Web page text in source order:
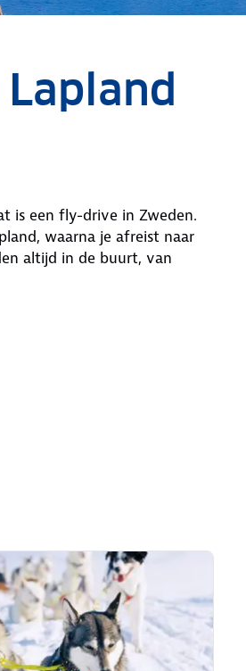
is een fly-drive in Zweden.
waarna je afreist naar
altijd in de buurt, van